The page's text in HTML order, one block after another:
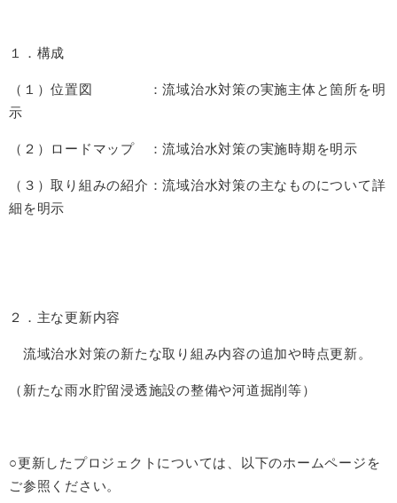
１．構成
（１）位置図 ：流域治水対策の実施主体と箇所を明
示
（２）ロードマップ ：流域治水対策の実施時期を明示
（３）取り組みの紹介：流域治水対策の主なものについて詳
細を明示
２．主な更新内容
流域治水対策の新たな取り組み内容の追加や時点更新。
（新たな雨水貯留浸透施設の整備や河道掘削等）
○更新したプロジェクトについては、以下のホームページを
ご参照ください。